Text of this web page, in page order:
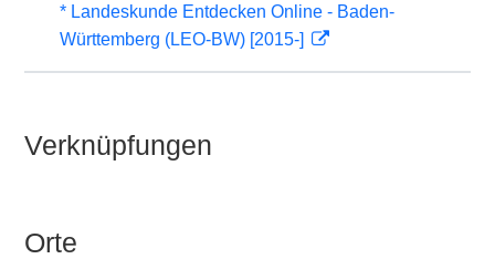
* Landeskunde Entdecken Online - Baden-
Württemberg (LEO-BW) [2015-]
Verknüpfungen
Orte